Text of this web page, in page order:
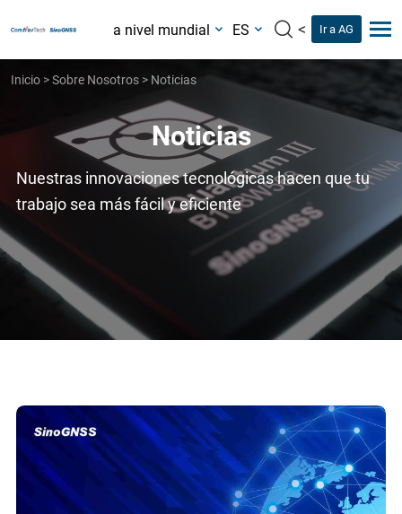
a nivel mundial ES < Ir a AG
Inicio >Sobre Nosotros > Noticias
Noticias
Nuestras innovaciones tecnológicas hacen que tu
trabajo sea más fácil y eficiente